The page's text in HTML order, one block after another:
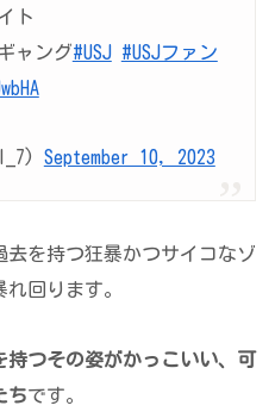
ト
ャング#USJ #USJファン
September 10, 2023
去を持つ狂暴かつサイコなゾ
回ります。
持つその姿がかっこいい、可
ちです。